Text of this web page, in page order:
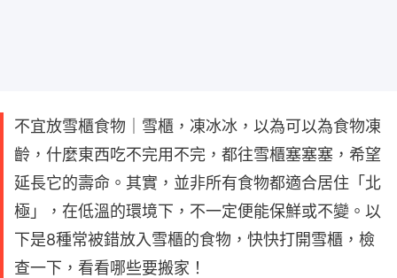
不宜放雪櫃食物｜雪櫃，凍冰冰，以為可以為食物凍
齡，什麼東西吃不完用不完，都往雪櫃塞塞塞，希望
延長它的壽命。其實，並非所有食物都適合居住「北
極」，在低溫的環境下，不一定便能保鮮或不變。以
下是8種常被錯放入雪櫃的食物，快快打開雪櫃，檢
查一下，看看哪些要搬家！